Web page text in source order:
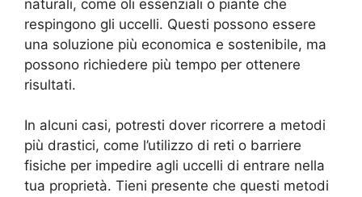
naturali, come oli essenziali o piante che
respingono gli uccelli. Questi possono essere
una soluzione più economica e sostenibile, ma
possono richiedere più tempo per ottenere
risultati.
In alcuni casi, potresti dover ricorrere a metodi
più drastici, come l’utilizzo di reti o barriere
fisiche per impedire agli uccelli di entrare nella
tua proprietà. Tieni presente che questi metodi